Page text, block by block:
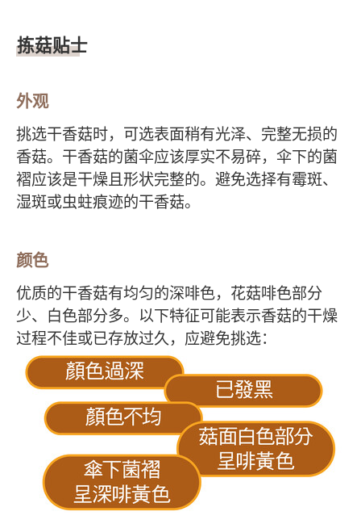
拣菇贴士
外观
挑选干香菇时，可选表面稍有光泽、完整无损的
香菇。干香菇的菌伞应该厚实不易碎，伞下的菌
褶应该是干燥且形状完整的。避免选择有霉斑、
湿斑或虫蛀痕迹的干香菇。
颜色
优质的干香菇有均匀的深啡色，花菇啡色部分
少、白色部分多。以下特征可能表示香菇的干燥
过程不佳或已存放过久，应避免挑选：